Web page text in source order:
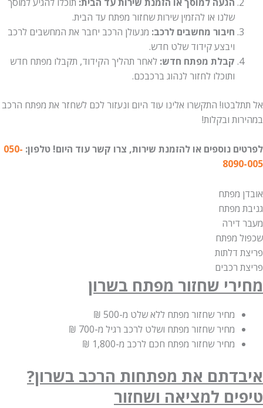
שלנו או להזמין שירות שחזור מפתח עד הבית.
חיבור מחשבים לרכב:מנעולן הרכב יחבר את המחשבים לרכב
ויבצע קידוד שלט חדש.
קבלת מפתח חדש:לאחר תהליך הקידוד, תקבלו מפתח חדש
ותוכלו לחזור לנהוג ברכבכם.
התקשרו אלינו עוד היום ונעזור לכם לשחזר את מפתח הרכב
ובקלות!
נוספים או להזמנת שירות, צרו קשר עוד היום!טלפון:050-
מפתח
מפתח
מפתח
דלתות
רכבים
שחזור מפתחבשרון
מחיר שחזור מפתח ללא שלטמ-500 ₪
מחיר שחזור מפתח ושלט לרכב רגיל מ-700 ₪
מחיר שחזור מפתח חכם לרכבמ-1,800 ₪
את מפתחות הרכב בשרון?
למציאה ושחזור